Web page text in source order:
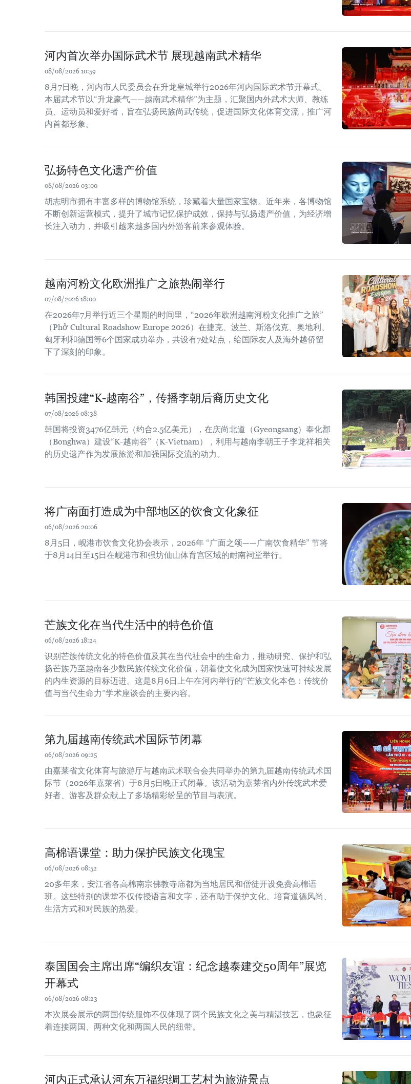
河内首次举办国际武术节 展现越南武术精华
08/08/2026 10:59
8月7日晚，河内市人民委员会在升龙皇城举行2026年河内国际武术节开幕式。
本届武术节以“升龙豪气——越南武术精华”为主题，汇聚国内外武术大师、教练
员、运动员和爱好者，旨在弘扬民族尚武传统，促进国际文化体育交流，推广河
内首都形象。
弘扬特色文化遗产价值
08/08/2026 03:00
胡志明市拥有丰富多样的博物馆系统，珍藏着大量国家宝物。近年来，各博物馆
不断创新运营模式，提升了城市记忆保护成效，保持与弘扬遗产价值，为经济增
长注入动力，并吸引越来越多国内外游客前来参观体验。
越南河粉文化欧洲推广之旅热闹举行
07/08/2026 18:00
在2026年7月举行近三个星期的时间里，“2026年欧洲越南河粉文化推广之旅”
（Phở Cultural Roadshow Europe 2026）在捷克、波兰、斯洛伐克、奥地利、
匈牙利和德国等6个国家成功举办，共设有7处站点，给国际友人及海外越侨留
下了深刻的印象。
韩国投建“K-越南谷”，传播李朝后裔历史文化
07/08/2026 08:38
韩国将投资3476亿韩元（约合2.5亿美元），在庆尚北道（Gyeongsang）奉化郡
（Bonghwa）建设“K-越南谷”（K-Vietnam），利用与越南李朝王子李龙祥相关
的历史遗产作为发展旅游和加强国际交流的动力。
将广南面打造成为中部地区的饮食文化象征
06/08/2026 20:06
8月5日，岘港市饮食文化协会表示，2026年 “广面之颂——广南饮食精华” 节将
于8月14日至15日在岘港市和强坊仙山体育宫区域的耐南祠堂举行。
芒族文化在当代生活中的特色价值
06/08/2026 18:24
识别芒族传统文化的特色价值及其在当代社会中的生命力，推动研究、保护和弘
扬芒族乃至越南各少数民族传统文化价值，朝着使文化成为国家快速可持续发展
的内生资源的目标迈进。这是8月6日上午在河内举行的“芒族文化本色：传统价
值与当代生命力”学术座谈会的主要内容。
第九届越南传统武术国际节闭幕
06/08/2026 09:25
由嘉莱省文化体育与旅游厅与越南武术联合会共同举办的第九届越南传统武术国
际节（2026年嘉莱省）于8月5日晚正式闭幕。该活动为嘉莱省内外传统武术爱
好者、游客及群众献上了多场精彩纷呈的节目与表演。
高棉语课堂：助力保护民族文化瑰宝
06/08/2026 08:52
20多年来，安江省各高棉南宗佛教寺庙都为当地居民和僧徒开设免费高棉语
班。这些特别的课堂不仅传授语言和文字，还有助于保护文化、培育道德风尚、
生活方式和对民族的热爱。
泰国国会主席出席“编织友谊：纪念越泰建交50周年”展览
开幕式
06/08/2026 08:23
本次展会展示的两国传统服饰不仅体现了两个民族文化之美与精湛技艺，也象征
着连接两国、两种文化和两国人民的纽带。
河内正式承认河东万福织绸工艺村为旅游景点